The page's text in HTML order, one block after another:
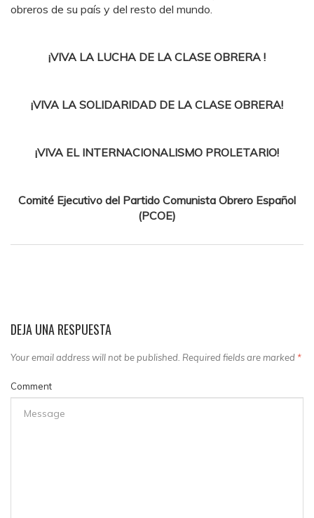
obreros de su país y del resto del mundo.
¡VIVA LA LUCHA DE LA CLASE OBRERA !
¡VIVA LA SOLIDARIDAD DE LA CLASE OBRERA!
¡VIVA EL INTERNACIONALISMO PROLETARIO!
Comité Ejecutivo del Partido Comunista Obrero Español
(PCOE)
DEJA UNA RESPUESTA
Your email address will not be published. Required fields are marked *
Comment